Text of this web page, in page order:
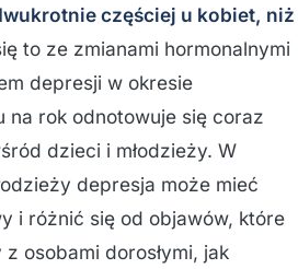
częściej u kobiet, niż
to ze zmianami hormonalnymi
depresji w okresie
na rok odnotowuje się coraz
dzieci i młodzieży. W
depresja może mieć
i różnić się od objawów, które
osobami dorosłymi, jak